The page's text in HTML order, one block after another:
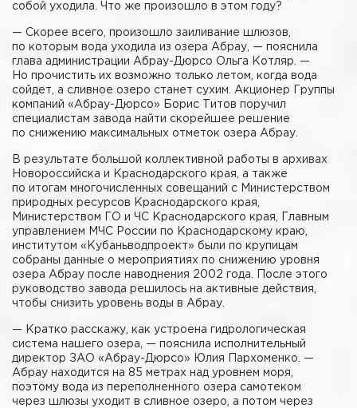
собой уходила. Что же произошло в этом году?
— Скорее всего, произошло заиливание шлюзов,
по которым вода уходила из озера Абрау, — пояснила
глава администрации Абрау-Дюрсо Ольга Котляр. —
Но прочистить их возможно только летом, когда вода
сойдет, а сливное озеро станет сухим. Акционер Группы
компаний «Абрау-Дюрсо» Борис Титов поручил
специалистам завода найти скорейшее решение
по снижению максимальных отметок озера Абрау.
В результате большой коллективной работы в архивах
Новороссийска и Краснодарского края, а также
по итогам многочисленных совещаний с Министерством
природных ресурсов Краснодарского края,
Министерством ГО и ЧС Краснодарского края, Главным
управлением МЧС России по Краснодарскому краю,
институтом «Кубаньводпроект» были по крупицам
собраны данные о мероприятиях по снижению уровня
озера Абрау после наводнения 2002 года. После этого
руководство завода решилось на активные действия,
чтобы снизить уровень воды в Абрау.
— Кратко расскажу, как устроена гидрологическая
система нашего озера, — пояснила исполнительный
директор ЗАО «Абрау-Дюрсо» Юлия Пархоменко. —
Абрау находится на 85 метрах над уровнем моря,
поэтому вода из переполненного озера самотеком
через шлюзы уходит в сливное озеро, а потом через